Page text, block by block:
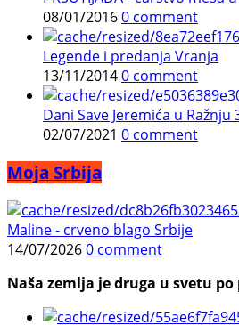
08/01/20160 comment
Legende i predanja Vranja
13/11/20140 comment
Dani Save Jeremića u Ražnju
02/07/2021 0 comment
Moja Srbija
Maline - crveno blago Srbije
14/07/20260 comment
Naša zemlja je druga u svetu